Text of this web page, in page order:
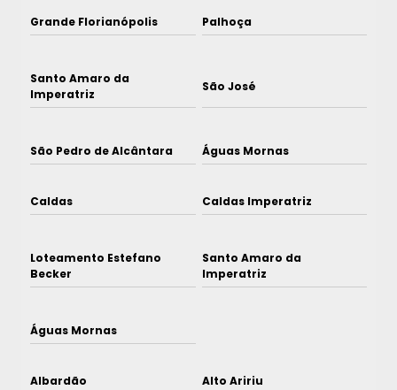
Grande Florianópolis Palhoça
Santo Amaro da
Imperatriz
São José
São Pedro de Alcântara Águas Mornas
Caldas Caldas Imperatriz
Loteamento Estefano
Becker
Santo Amaro da
Imperatriz
Águas Mornas
Albardão Alto Aririu